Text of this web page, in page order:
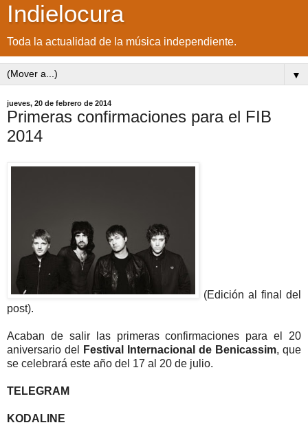
Indielocura
Toda la actualidad de la música independiente.
▼
jueves, 20 de febrero de 2014
Primeras confirmaciones para el FIB
2014
(Edición al final del
post).
Acaban de salir las primeras confirmaciones para el 20
aniversario del
Festival Internacional de Benicassim, que
se celebrará este año del 17 al 20 de julio.
TELEGRAM
KODALINE